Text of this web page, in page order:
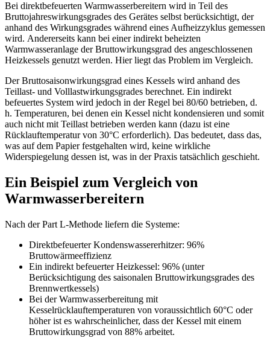
Bei direktbefeuerten Warmwasserbereitern wird in Teil des
Bruttojahreswirkungsgrades des Gerätes selbst berücksichtigt, der
anhand des Wirkungsgrades während eines Aufheizzyklus gemessen
wird. Andererseits kann bei einer indirekt beheizten
Warmwasseranlage der Bruttowirkungsgrad des angeschlossenen
Heizkessels genutzt werden. Hier liegt das Problem im Vergleich.
Der Bruttosaisonwirkungsgrad eines Kessels wird anhand des
Teillast- und Volllastwirkungsgrades berechnet. Ein indirekt
befeuertes System wird jedoch in der Regel bei 80/60 betrieben, d.
h. Temperaturen, bei denen ein Kessel nicht kondensieren und somit
auch nicht mit Teillast betrieben werden kann (dazu ist eine
Rücklauftemperatur von 30°C erforderlich). Das bedeutet, dass das,
was auf dem Papier festgehalten wird, keine wirkliche
Widerspiegelung dessen ist, was in der Praxis tatsächlich geschieht.
Ein Beispiel zum Vergleich von
Warmwasserbereitern
Nach der Part L-Methode liefern die Systeme:
Direktbefeuerter Kondenswassererhitzer: 96%
Bruttowärmeeffizienz
Ein indirekt befeuerter Heizkessel: 96% (unter
Berücksichtigung des saisonalen Bruttowirkungsgrades des
Brennwertkessels)
Bei der Warmwasserbereitung mit
Kesselrücklauftemperaturen von voraussichtlich 60°C oder
höher ist es wahrscheinlicher, dass der Kessel mit einem
Bruttowirkungsgrad von 88% arbeitet.